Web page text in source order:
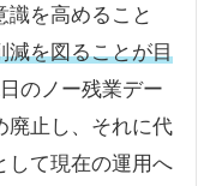
識を高めること
減を図ることが目
のノー残業デー
廃止し、それに代
して現在の運用へ